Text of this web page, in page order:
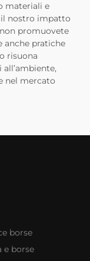
materiali e
nostro impatto
promuovete
anche pratiche
risuona
nel mercato
borse
e borse